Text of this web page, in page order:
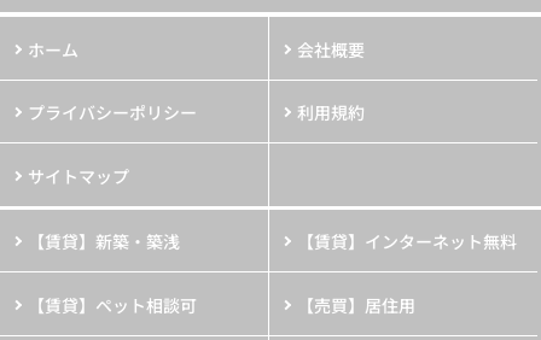
ホーム 会社概要
プライバシーポリシー 利用規約
サイトマップ
【賃貸】新築・築浅 【賃貸】インターネット無料
【賃貸】ペット相談可 【売買】居住用